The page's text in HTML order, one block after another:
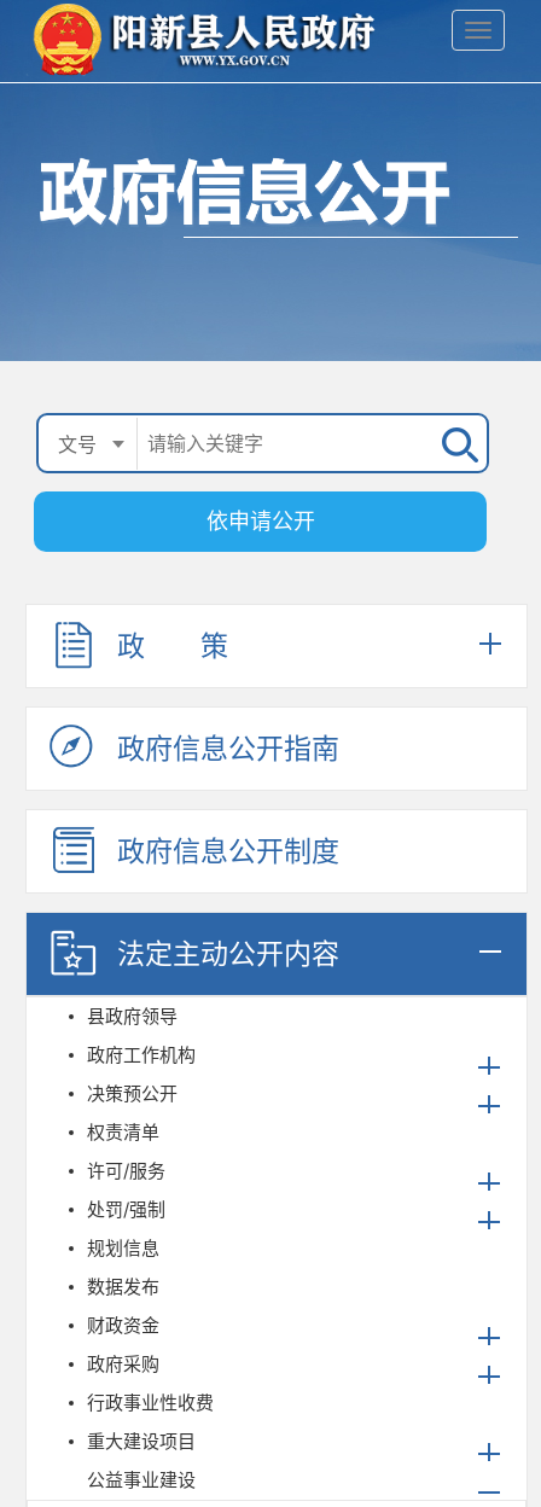
依申请公开
政 策
政府信息公开指南
政府信息公开制度
法定主动公开内容
县政府领导
政府工作机构
决策预公开
权责清单
许可/服务
处罚/强制
规划信息
数据发布
财政资金
政府采购
行政事业性收费
重大建设项目
公益事业建设